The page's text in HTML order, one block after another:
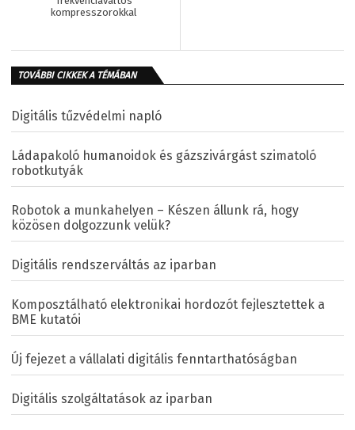
kompresszorokkal
TOVÁBBI CIKKEK A TÉMÁBAN
Digitális tűzvédelmi napló
Ládapakoló humanoidok és gázszivárgást szimatoló
robotkutyák
Robotok a munkahelyen – Készen állunk rá, hogy
közösen dolgozzunk velük?
Digitális rendszerváltás az iparban
Komposztálható elektronikai hordozót fejlesztettek a
BME kutatói
Új fejezet a vállalati digitális fenntarthatóságban
Digitális szolgáltatások az iparban